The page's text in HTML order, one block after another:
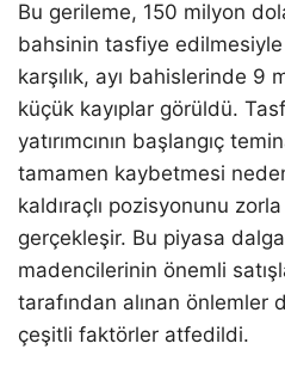
Bu gerileme, 150 milyon
bahsinin tasfiye edilmesiyle
karşılık, ayı bahislerinde 9
küçük kayıplar görüldü.
yatırımcının başlangıç
tamamen kaybetmesi
kaldıraçlı pozisyonunu zorla
gerçekleşir. Bu piyasa
madencilerinin önemli
tarafından alınan önlemler
çeşitli faktörler atfedildi.